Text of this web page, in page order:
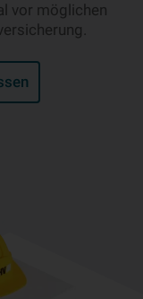
vor möglichen